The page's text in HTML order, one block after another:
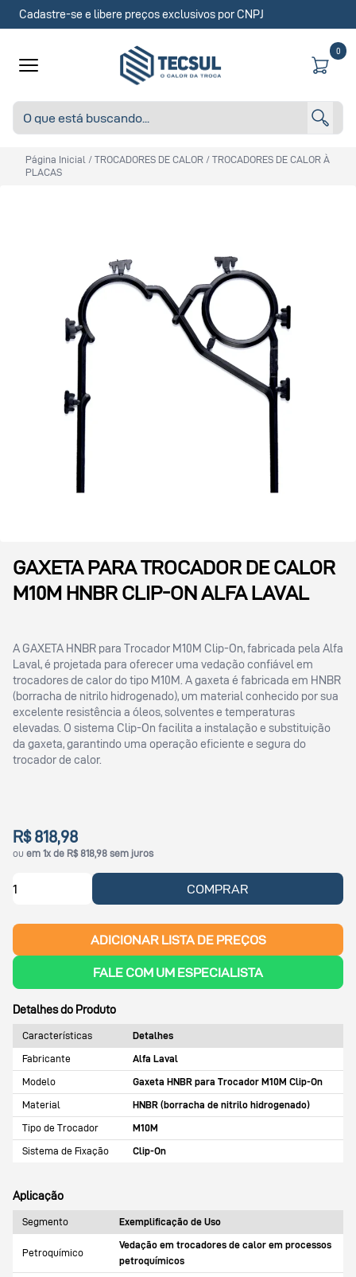
Cadastre-se e libere preços exclusivos por CNPJ
0
Página Inicial / TROCADORES DE CALOR / TROCADORES DE CALOR À
PLACAS
GAXETA PARA TROCADOR DE CALOR
M10M HNBR CLIP-ON ALFA LAVAL
A GAXETA HNBR para Trocador M10M Clip-On, fabricada pela Alfa
Laval, é projetada para oferecer uma vedação confiável em
trocadores de calor do tipo M10M. A gaxeta é fabricada em HNBR
(borracha de nitrilo hidrogenado), um material conhecido por sua
excelente resistência a óleos, solventes e temperaturas
elevadas. O sistema Clip-On facilita a instalação e substituição
da gaxeta, garantindo uma operação eficiente e segura do
trocador de calor.
R$ 818,98
ou em 1x de R$ 818,98 sem juros
COMPRAR
ADICIONAR LISTA DE PREÇOS
FALE COM UM ESPECIALISTA
Detalhes do Produto
Características
Detalhes
Fabricante
Alfa Laval
Modelo
Gaxeta HNBR para Trocador M10M Clip-On
Material
HNBR (borracha de nitrilo hidrogenado)
Tipo de Trocador
M10M
Sistema de Fixação
Clip-On
Aplicação
Segmento Exemplificação de Uso
Petroquímico
Vedação em trocadores de calor em processos
petroquímicos